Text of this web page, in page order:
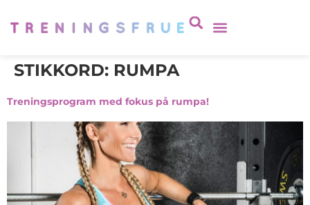
STIKKORD: RUMPA
Treningsprogram med fokus på rumpa!